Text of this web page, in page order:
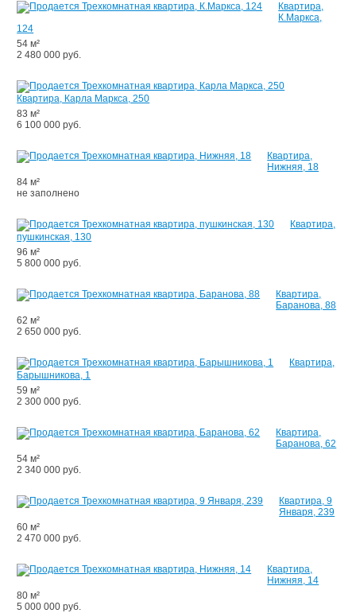
Квартира,
К.Маркса,
124
54 м²
2 480 000 руб.
Квартира, Карла Маркса, 250
83 м²
6 100 000 руб.
Квартира,
Нижняя, 18
84 м²
не заполнено
Квартира,
пушкинская, 130
96 м²
5 800 000 руб.
Квартира,
Баранова, 88
62 м²
2 650 000 руб.
Квартира,
Барышникова, 1
59 м²
2 300 000 руб.
Квартира,
Баранова, 62
54 м²
2 340 000 руб.
Квартира, 9
Января, 239
60 м²
2 470 000 руб.
Квартира,
Нижняя, 14
80 м²
5 000 000 руб.